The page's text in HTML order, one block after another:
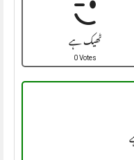
ٹھیک ہے
0 Votes